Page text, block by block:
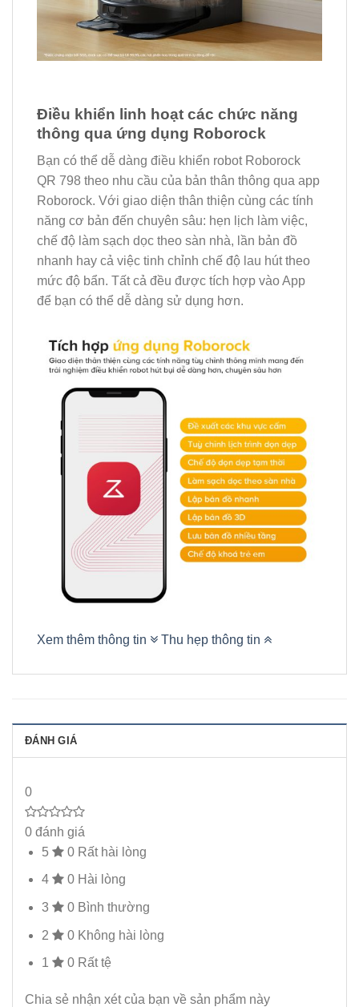
Điều khiển linh hoạt các chức năng
thông qua ứng dụng Roborock
Bạn có thể dễ dàng điều khiển robot Roborock
QR 798 theo nhu cầu của bản thân thông qua app
Roborock. Với giao diện thân thiện cùng các tính
năng cơ bản đến chuyên sâu: hẹn lịch làm việc,
chế độ làm sạch dọc theo sàn nhà, lần bản đồ
nhanh hay cả việc tinh chỉnh chế độ lau hút theo
mức độ bẩn. Tất cả đều được tích hợp vào App
để bạn có thể dễ dàng sử dụng hơn.
Xem thêm thông tin Thu hẹp thông tin
ĐÁNH GIÁ
0
0 đánh giá
5
0 Rất hài lòng
4 0 Hài lòng
3 0 Bình thường
2 0 Không hài lòng
1 0 Rất tệ
Chia sẻ nhận xét của bạn về sản phẩm này